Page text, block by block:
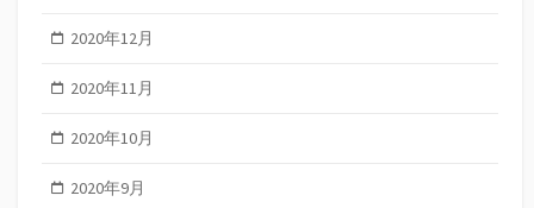
2020年12月
2020年11月
2020年10月
2020年9月